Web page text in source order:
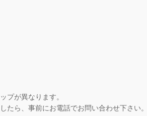
プが異なります。
たら、事前にお電話でお問い合わせ下さい。